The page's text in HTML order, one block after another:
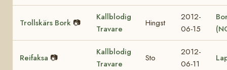
Trollskärs Bork 📷
Kallblodig
Travare
Hingst
2012-
06-15
Reifaksa 📷
Kallblodig
Travare
Sto
2012-
06-11